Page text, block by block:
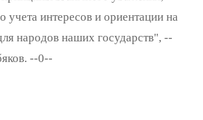
учета интересов и ориентации на
народов наших государств", --
--0--